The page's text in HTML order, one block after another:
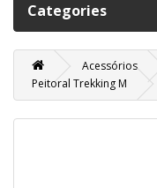
Categories
Acessórios
Peitoral Trekking M